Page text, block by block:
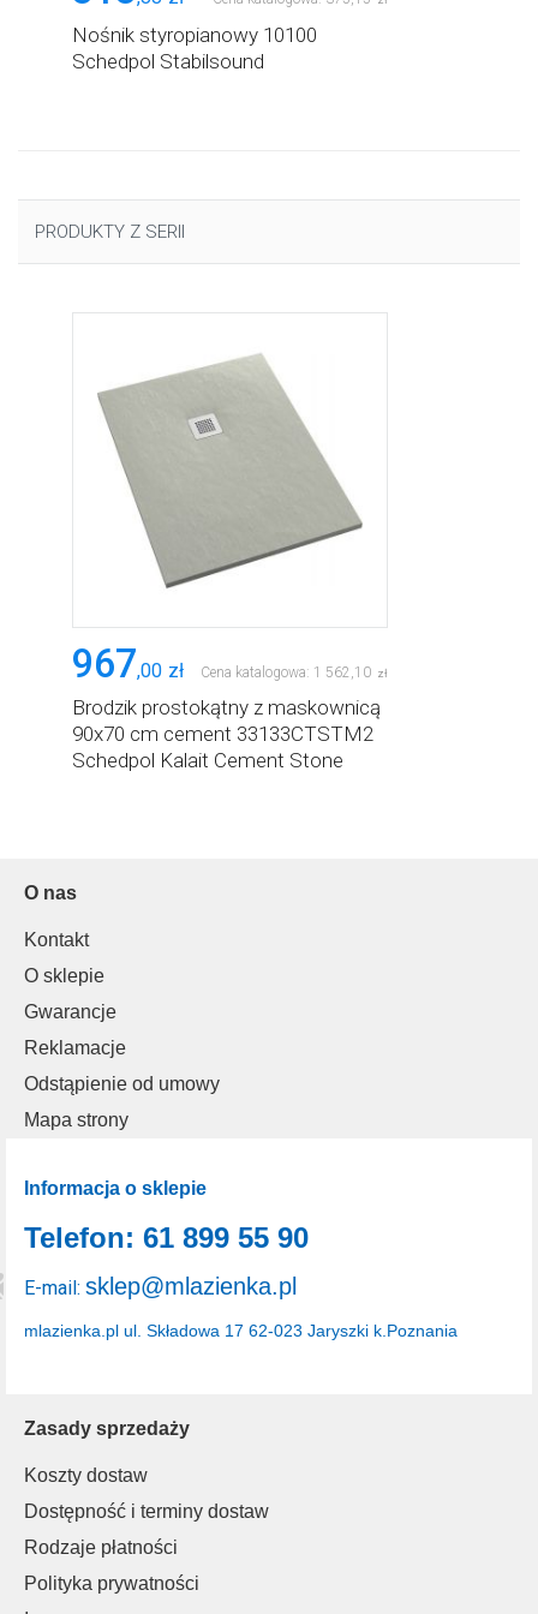
Nośnik styropianowy 10100
Schedpol Stabilsound
PRODUKTY Z SERII
967,00 zł Cena katalogowa: 1 562 10 zł
Brodzik prostokątny z maskownicą
90x70 cm cement 33133CTSTM2
Schedpol Kalait Cement Stone
O nas
Kontakt
O sklepie
Gwarancje
Reklamacje
Odstąpienie od umowy
Mapa strony
Zasady sprzedaży
Koszty dostaw
Dostępność i terminy dostaw
Rodzaje płatności
Polityka prywatności
Informacja o sklepie
mlazienka.pl ul. Składowa 17 62-023 Jaryszki k.Poznania
Telefon: 61 899 55 90
E-mail: sklep@mlazienka.pl